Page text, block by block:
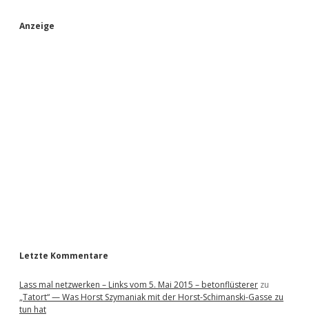
S
Anzeige
Letzte Kommentare
Lass mal netzwerken – Links vom 5. Mai 2015 – betonflüsterer zu
„Tatort“ — Was Horst Szymaniak mit der Horst-Schimanski-Gasse zu
tun hat